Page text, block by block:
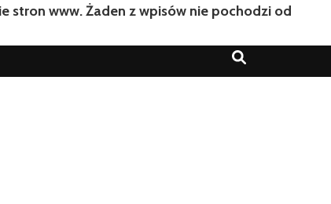
stron www. Żaden z wpisów nie pochodzi od